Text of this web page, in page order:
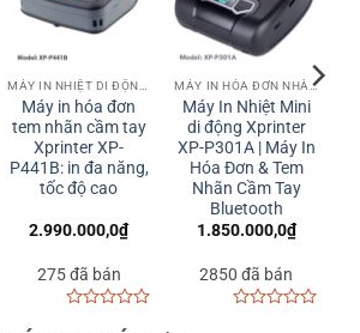
MÁY IN HÓA ĐƠN NHÀ HÀNG, KHÁCH SẠN, QUÁN CAFE
Máy In Nhiệt Mini
di động Xprinter
XP-P301A | Máy In
Hóa Đơn & Tem
Nhãn Cầm Tay
1.850.000,0₫
2850 đã bán
MÁY IN NHIỆT DI ĐỘNG CẦM TAY | MOBILE PRINTER
Xprinter XP-
P201A: Máy in hóa
đơn, tem nhãn di
động hoàn hảo
cho doanh nghiệp
1.550.000,0₫
3552 đã bán